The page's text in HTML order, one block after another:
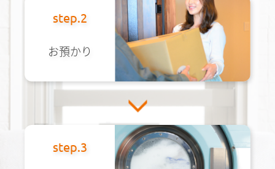
step.2
お預かり
step.3